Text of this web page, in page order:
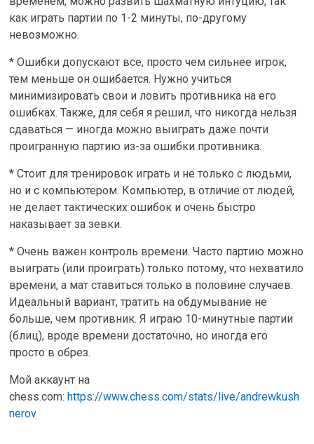
как играть партии по 1-2 минуты, по-другому
невозможно.
* Ошибки допускают все, просто чем сильнее игрок,
тем меньше он ошибается. Нужно учиться
минимизировать свои и ловить противника на его
ошибках. Также, для себя я решил, что никогда нельзя
сдаваться — иногда можно выиграть даже почти
проигранную партию из-за ошибки противника.
* Стоит для тренировок играть и не только с людьми,
но и с компьютером. Компьютер, в отличие от людей,
не делает тактических ошибок и очень быстро
наказывает за зевки.
* Очень важен контроль времени. Часто партию можно
выиграть (или проиграть) только потому, что нехватило
времени, а мат ставиться только в половине случаев.
Идеальный вариант, тратить на обдумывание не
больше, чем противник. Я играю 10-минутные партии
(блиц), вроде времени достаточно, но иногда его
просто в обрез.
Мой аккаунт на
chess.com:https://www.chess.com/stats/live/andrewkush
nerov